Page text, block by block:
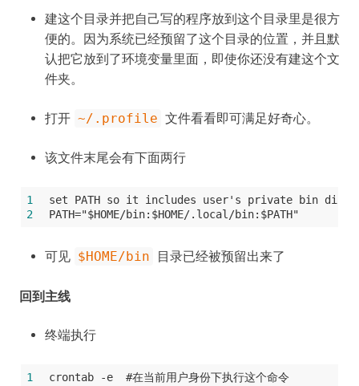
建这个目录并把自己写的程序放到这个目录里是很方
便的。因为系统已经预留了这个目录的位置，并且默
认把它放到了环境变量里面，即使你还没有建这个文
件夹。
打开 ~/.profile 文件看看即可满足好奇心。
该文件末尾会有下面两行
1
set PATH so it includes user's private bin
2
PATH="$HOME/bin:$HOME/.local/bin:$PATH"
可见 $HOME/bin 目录已经被预留出来了
回到主线
终端执行
1 crontab -e  #在当前用户身份下执行这个命令